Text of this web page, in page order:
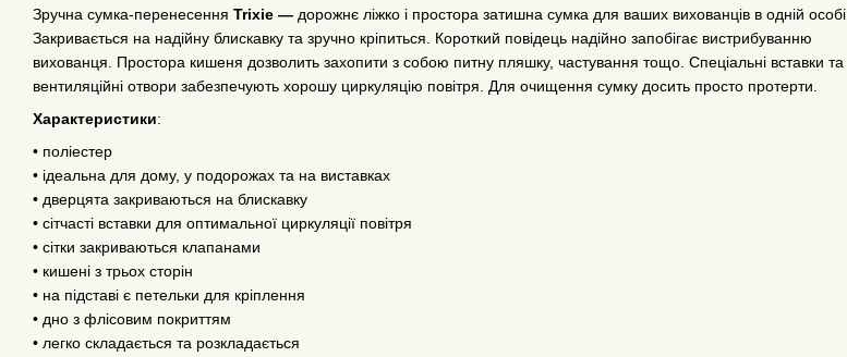
Зручна сумка-перенесення Trixie — дорожнє ліжко і простора затишна сумка для ваших вихованців в одній особі.
Закривається на надійну блискавку та зручно кріпиться. Короткий повідець надійно запобігає вистрибуванню
вихованця. Простора кишеня дозволить захопити з собою питну пляшку, частування тощо. Спеціальні вставки та
вентиляційні отвори забезпечують хорошу циркуляцію повітря. Для очищення сумку досить просто протерти.
Характеристики:
• поліестер
• ідеальна для дому, у подорожах та на виставках
• дверцята закриваються на блискавку
• сітчасті вставки для оптимальної циркуляції повітря
• сітки закриваються клапанами
• кишені з трьох сторін
• на підставі є петельки для кріплення
• дно з флісовим покриттям
• легко складається та розкладається